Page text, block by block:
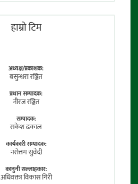
हाम्राे टिम
अध्यक्ष/प्रकाशक:
बसुन्धरा रञ्जित
प्रधान सम्पादक:
नीरज रञ्जित
सम्पादक:
राकेश ढकाल
कार्यकारी सम्पादक:
नराेत्तम सुवेदी
कानुनी सल्लाहकार:
अधिवक्ता विकास गिरी